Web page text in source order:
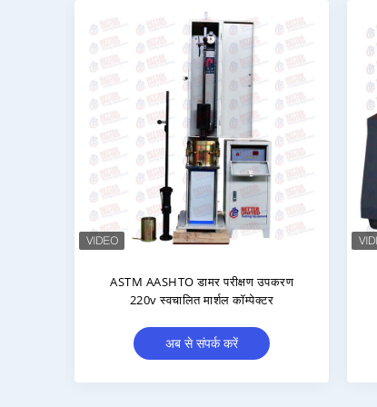
एलसीडी टच स्क्रीन रोड मार्किंग
रेट्रोरेफ्लेक्टोमीटर डामर परीक्षण उपकरण
अब से संपर्क करें